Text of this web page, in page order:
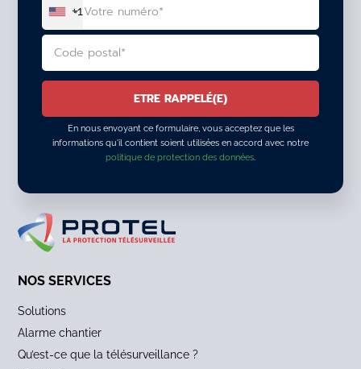
NOS SERVICES
Solutions
Alarme chantier
Qu’est-ce que la télésurveillance ?
+1
En nous envoyant ce formulaire, vous acceptez que les
informations qu'il contient soient utilisées en accord avec notre
politique de protection des données.